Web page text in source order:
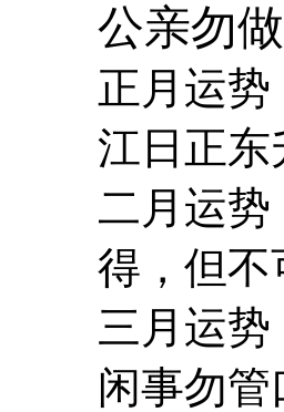
公亲勿
正月运
江日正东
二月运
得，但不
三月运
闲事勿管